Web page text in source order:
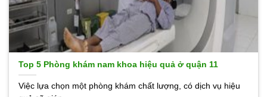
Top 5 Phòng khám nam khoa hiệu quả ở quận 11
Việc lựa chọn một phòng khám chất lượng, có dịch vụ hiệu